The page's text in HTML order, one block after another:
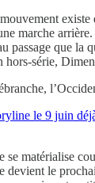
marche
passage que la
hors-série,
le 9 juin
se matérialise
devient le